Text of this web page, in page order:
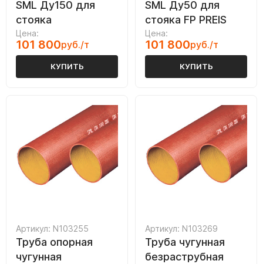
SML Ду150 для
стояка
Цена:
101 800руб./т
КУПИТЬ
SML Ду50 для
стояка FP PREIS
Цена:
101 800руб./т
КУПИТЬ
Артикул: N103255
Труба опорная
чугунная
Артикул: N103269
Труба чугунная
безраструбная